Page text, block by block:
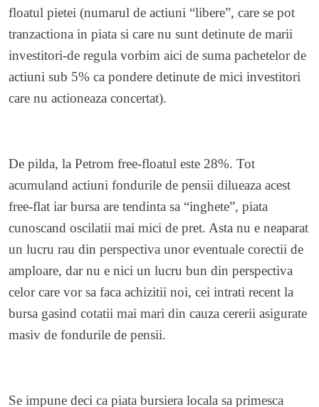
floatul pietei (numarul de actiuni “libere”, care se pot
tranzactiona in piata si care nu sunt detinute de marii
investitori-de regula vorbim aici de suma pachetelor de
actiuni sub 5% ca pondere detinute de mici investitori
care nu actioneaza concertat).
De pilda, la Petrom free-floatul este 28%. Tot
acumuland actiuni fondurile de pensii dilueaza acest
free-flat iar bursa are tendinta sa “inghete”, piata
cunoscand oscilatii mai mici de pret. Asta nu e neaparat
un lucru rau din perspectiva unor eventuale corectii de
amploare, dar nu e nici un lucru bun din perspectiva
celor care vor sa faca achizitii noi, cei intrati recent la
bursa gasind cotatii mai mari din cauza cererii asigurate
masiv de fondurile de pensii.
Se impune deci ca piata bursiera locala sa primesca